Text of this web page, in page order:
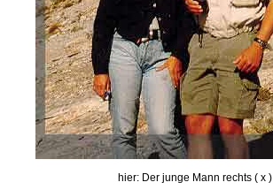
hier: Der junge Mann rechts ( x )